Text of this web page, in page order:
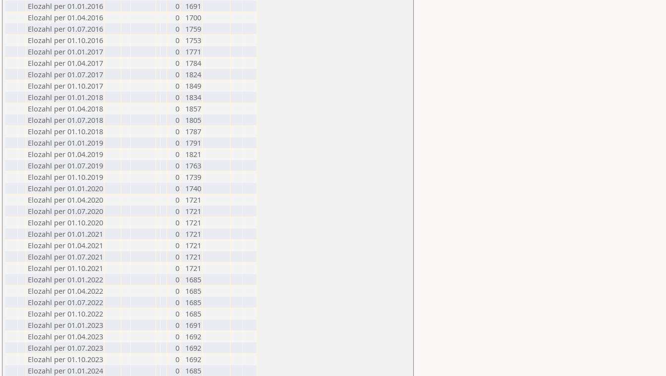
Elozahl per 01.01.2016
0
1691
Elozahl per 01.04.2016
0
1700
Elozahl per 01.07.2016
0
1759
Elozahl per 01.10.2016
0
1753
Elozahl per 01.01.2017
0
1771
Elozahl per 01.04.2017
0
1784
Elozahl per 01.07.2017
0
1824
Elozahl per 01.10.2017
0
1849
Elozahl per 01.01.2018
0
1834
Elozahl per 01.04.2018
0
1857
Elozahl per 01.07.2018
0
1805
Elozahl per 01.10.2018
0
1787
Elozahl per 01.01.2019
0
1791
Elozahl per 01.04.2019
0
1821
Elozahl per 01.07.2019
0
1763
Elozahl per 01.10.2019
0
1739
Elozahl per 01.01.2020
0
1740
Elozahl per 01.04.2020
0
1721
Elozahl per 01.07.2020
0
1721
Elozahl per 01.10.2020
0
1721
Elozahl per 01.01.2021
0
1721
Elozahl per 01.04.2021
0
1721
Elozahl per 01.07.2021
0
1721
Elozahl per 01.10.2021
0
1721
Elozahl per 01.01.2022
0
1685
Elozahl per 01.04.2022
0
1685
Elozahl per 01.07.2022
0
1685
Elozahl per 01.10.2022
0
1685
Elozahl per 01.01.2023
0
1691
Elozahl per 01.04.2023
0
1692
Elozahl per 01.07.2023
0
1692
Elozahl per 01.10.2023
0
1692
Elozahl per 01.01.2024
0
1685